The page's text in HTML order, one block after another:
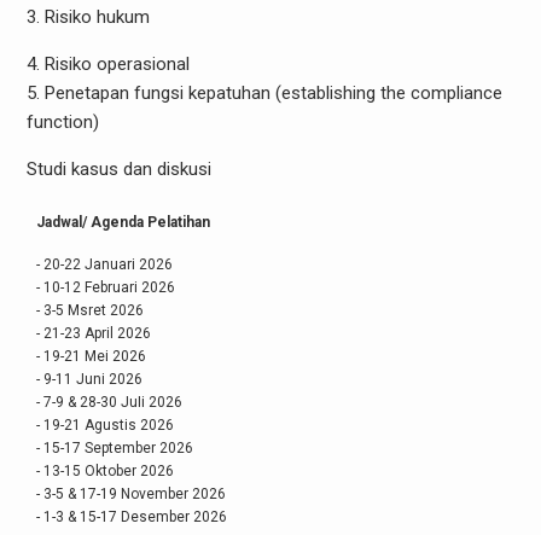
3. Risiko hukum
4. Risiko operasional
5. Penetapan fungsi kepatuhan (establishing the compliance
function)
Studi kasus dan diskusi
Jadwal/ Agenda Pelatihan
- 20-22 Januari 2026
- 10-12 Februari 2026
- 3-5 Msret 2026
- 21-23 April 2026
- 19-21 Mei 2026
- 9-11 Juni 2026
- 7-9 & 28-30 JuIi 2026
- 19-21 Agustis 2026
- 15-17 September 2026
- 13-15 Oktober 2026
- 3-5 & 17-19 November 2026
- 1-3 & 15-17 Desember 2026